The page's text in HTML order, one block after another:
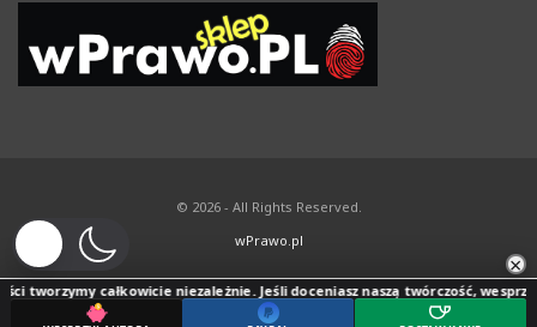
© 2026 - All Rights Reserved.
wPrawo.pl
×
tworzymy całkowicie niezależnie. Jeśli doceniasz naszą twórczość, wesprzyj